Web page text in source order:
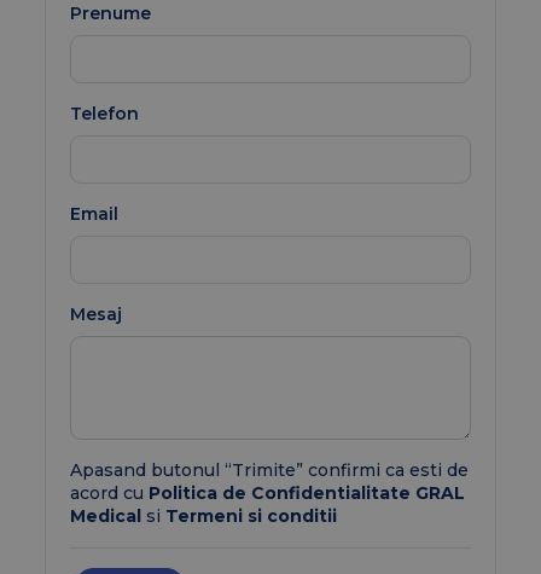
Prenume
Telefon
Email
Mesaj
Apasand butonul “Trimite” confirmi ca esti de
acord cu Politica de Confidentialitate GRAL
Medicalsi Termeni si conditii